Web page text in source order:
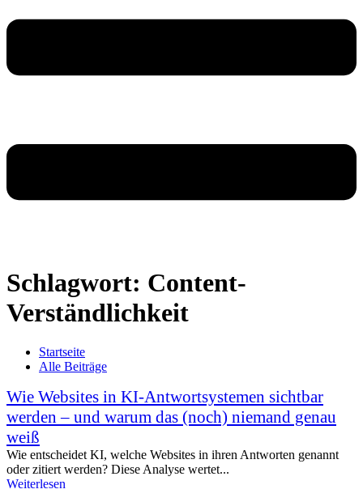
Schlagwort: Content-
Verständlichkeit
Startseite
Alle Beiträge
Wie Websites in KI-Antwortsystemen sichtbar
werden – und warum das (noch) niemand genau
weiß
Wie entscheidet KI, welche Websites in ihren Antworten genannt
oder zitiert werden? Diese Analyse wertet...
Weiterlesen